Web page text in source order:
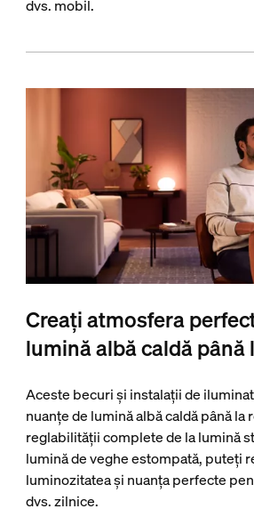
dvs. mobil.
Creați atmosfera
lumină albă caldă până
Aceste becuri și instalații de
nuanțe de lumină albă caldă până la
reglabilității complete de la lumină
lumină de veghe estompată, puteți
luminozitatea și nuanța perfecte
dvs. zilnice.